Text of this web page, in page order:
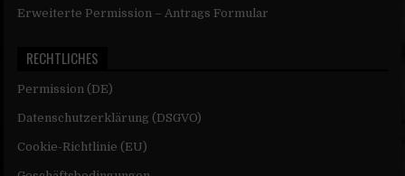
Erweiterte Permission – Antrags Formular
RECHTLICHES
Permission (DE)
Datenschutzerklärung (DSGVO)
Cookie-Richtlinie (EU)